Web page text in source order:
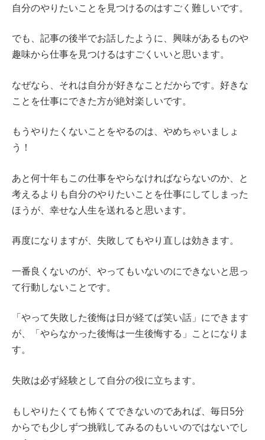
自分のやりたいことを見つけるのはすごく難しいです。
でも、記事の後半でお話したように、興味があるものや
趣味から仕事を見つけるはすごくいいと思います。
なぜなら、それは自分が好きなことだからです。好きな
ことを仕事にできた方が絶対楽しいです。
もうやりたくないことをやるのは、やめちゃいましょ
う！
あと何十年もこの仕事をやらなければならないのか、と
考えるよりも自分のやりたいことを仕事にしてしまった
ほうが、幸せな人生を送れると思います。
再度になりますが、失敗してもやり直しは効きます。
一番良くないのが、やってもいないのにできないと思っ
て行動しないことです。
「やって失敗した後悔は日が経てば笑い話」にできます
が、「やらなかった後悔は一生後悔する」ことになりま
す。
失敗は必ず経験として自分の役に立ちます。
もしやりたくても怖くてできないのであれば、毎日5分
からでも少しずつ挑戦してみるのもいいのではないでし